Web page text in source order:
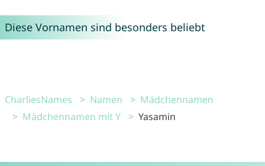
Diese Vornamen sind besonders beliebt
CharliesNames Namen
Mädchennamen
Mädchennamen mit Y
Yasamin